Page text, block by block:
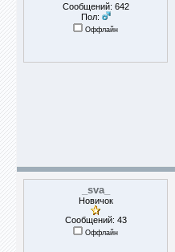
Сообщений: 642
Пол:
Оффлайн
_sva_
Новичок
Сообщений: 43
Оффлайн